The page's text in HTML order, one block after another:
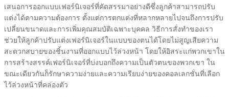
เสนอการออกแบบเฟอร์นิเจอร์ที่คัดสรรมาอย่างดีซึ่งลูกค้าสามารถปรับ
แต่งได้ตามความต้องการ ตั้งแต่การตกแต่งที่หลากหลายไปจนถึงการปรับ
เปลี่ยนขนาดและการเพิ่มคุณสมบัติเฉพาะบุคคล วิธีการสั่งทำของเรา
ช่วยให้ลูกค้าปรับแต่งเฟอร์นิเจอร์ในแบบของตนได้โดยไม่สูญเสียความ
สะดวกสบายของชิ้นงานที่ออกแบบไว้ล่วงหน้า โดยให้อิสระแก่พวกเขาใน
การสร้างสรรค์เฟอร์นิเจอร์ที่บ่งบอกถึงความเป็นตัวตนของพวกเขา ใน
ขณะเดียวกันก็รักษาความง่ายและความเรียบง่ายของคอลเลกชั่นที่เลือก
ไว้ล่วงหน้าที่คล่องตัว